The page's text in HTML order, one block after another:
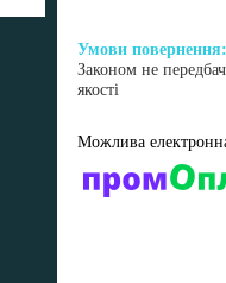
Законом не
якості